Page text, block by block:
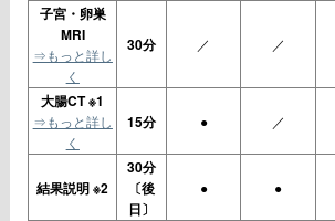
子宮・卵巣
MRI
⇒もっと詳し
く
30分 ／ ／
大腸CT ※1
⇒もっと詳し
く
15分 ● ／
結果説明 ※2
30分
〔後
日〕
● ●